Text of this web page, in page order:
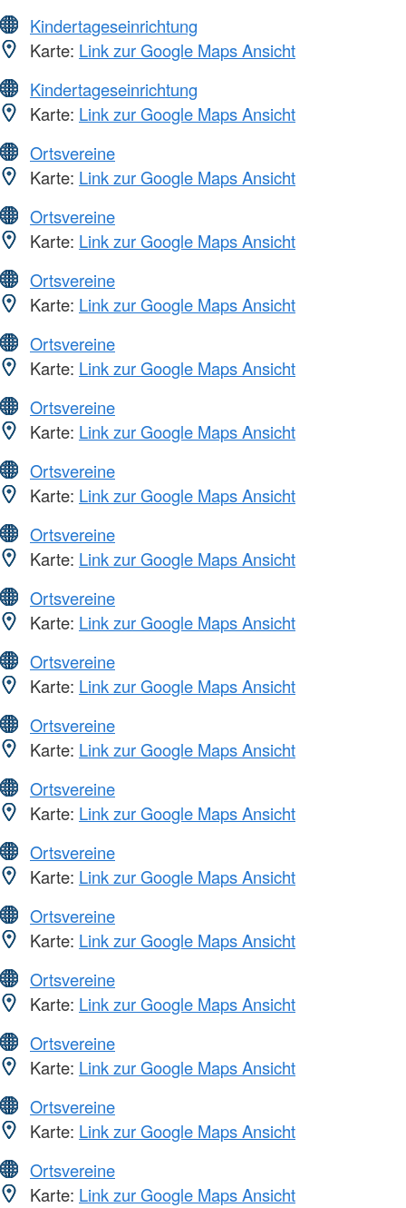
Kindertageseinrichtung
Karte: Link zur Google Maps Ansicht
Kindertageseinrichtung
Karte: Link zur Google Maps Ansicht
Ortsvereine
Karte: Link zur Google Maps Ansicht
Ortsvereine
Karte: Link zur Google Maps Ansicht
Ortsvereine
Karte: Link zur Google Maps Ansicht
Ortsvereine
Karte: Link zur Google Maps Ansicht
Ortsvereine
Karte: Link zur Google Maps Ansicht
Ortsvereine
Karte: Link zur Google Maps Ansicht
Ortsvereine
Karte: Link zur Google Maps Ansicht
Ortsvereine
Karte: Link zur Google Maps Ansicht
Ortsvereine
Karte: Link zur Google Maps Ansicht
Ortsvereine
Karte: Link zur Google Maps Ansicht
Ortsvereine
Karte: Link zur Google Maps Ansicht
Ortsvereine
Karte: Link zur Google Maps Ansicht
Ortsvereine
Karte: Link zur Google Maps Ansicht
Ortsvereine
Karte: Link zur Google Maps Ansicht
Ortsvereine
Karte: Link zur Google Maps Ansicht
Ortsvereine
Karte: Link zur Google Maps Ansicht
Ortsvereine
Karte: Link zur Google Maps Ansicht